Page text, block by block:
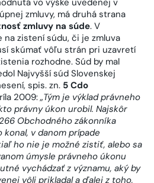
vo výške uvedenej v
zmluvy, má druhá strana
zmluvy na súde. V
zistení súdu, či je zmluva
skúmať vôľu strán pri uzavretí
rozhodne. Súd by mal
Najvyšší súd Slovenskej
spis. zn. 5 Cdo
2009:„Tým je výklad právneho
právny úkon urobil. Najskôr
Obchodného zákonníka
v danom prípade
ho nie je možné zistiť, alebo sa
úmysle právneho úkonu
vychádzať z významu, aký by
vôli prikladal a ďalej z toho,